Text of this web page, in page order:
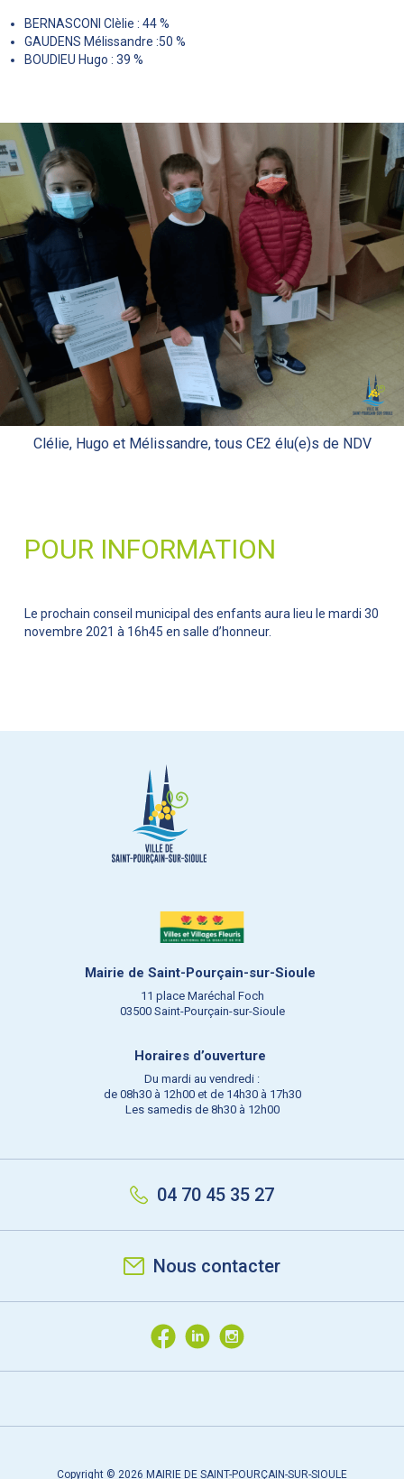
BERNASCONI Clèlie : 44 %
GAUDENS Mélissandre :50 %
BOUDIEU Hugo : 39 %
Clélie, Hugo et Mélissandre, tous CE2 élu(e)s de NDV
POUR INFORMATION
Le prochain conseil municipal des enfants aura lieu le mardi 30
novembre 2021 à 16h45 en salle d’honneur.
Mairie de Saint-Pourçain-sur-Sioule
11 place Maréchal Foch
03500 Saint-Pourçain-sur-Sioule
Horaires d’ouverture
Du mardi au vendredi :
de 08h30 à 12h00 et de 14h30 à 17h30
Les samedis de 8h30 à 12h00
04 70 45 35 27
Nous contacter
Copyright © 2026 MAIRIE DE SAINT-POURÇAIN-SUR-SIOULE